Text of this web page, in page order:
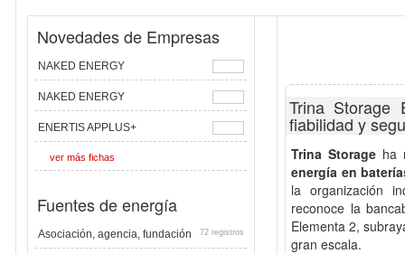
Novedades de Empresas
NAKED ENERGY
NAKED ENERGY
ENERTIS APPLUS+
ver más fichas
Fuentes de energía
Asociación, agencia, fundación 72 registros
Trina Storage
fiabilidad y
Trina Storage ha
energía en
la organización
reconoce la
Elementa 2,
gran escala.